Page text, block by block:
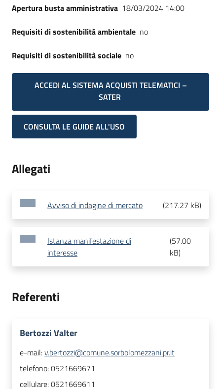
Apertura busta amministrativa 18/03/2024 14:00
Requisiti di sostenibilità ambientale no
Requisiti di sostenibilità sociale no
ACCEDI AL SISTEMA ACQUISTI TELEMATICI –
SATER
CONSULTA LE GUIDE ALL'USO
Allegati
Avviso di indagine di mercato (217.27 kB)
Istanza manifestazione di
interesse
(57.00
kB)
Referenti
Bertozzi Valter
e-mail:v.bertozzi@comune.sorbolomezzani.pr.it
telefono:0521669671
cellulare:0521669611